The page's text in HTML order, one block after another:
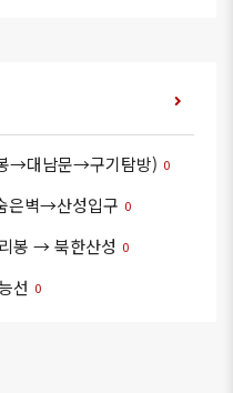
→대남문→구기탐방) 0
은벽→산성입구 0
봉 → 북한산성 0
선 0